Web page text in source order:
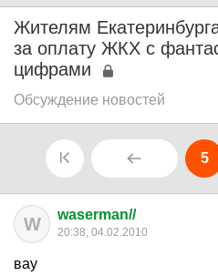
Жителям
за оплату ЖКХ с
цифрами
Обсуждение новостей
5
W waserman//
20:38, 04.02.2010
вау